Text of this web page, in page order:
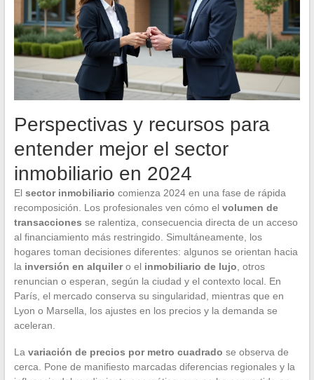
Perspectivas y recursos para
entender mejor el sector
inmobiliario en 2024
El sector inmobiliario comienza 2024 en una fase de rápida
recomposición. Los profesionales ven cómo el volumen de
transacciones se ralentiza, consecuencia directa de un acceso
al financiamiento más restringido. Simultáneamente, los
hogares toman decisiones diferentes: algunos se orientan hacia
la inversión en alquilero el inmobiliario de lujo , otros
renuncian o esperan, según la ciudad y el contexto local. En
París, el mercado conserva su singularidad, mientras que en
Lyon o Marsella, los ajustes en los precios y la demanda se
aceleran.
La variación de precios por metro cuadrado se observa de
cerca. Pone de manifiesto marcadas diferencias regionales y la